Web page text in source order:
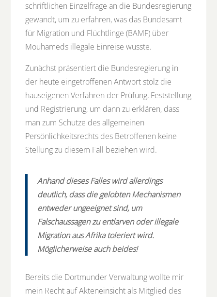
schriftlichen Einzelfrage an die Bundesregierung
gewandt, um zu erfahren, was das Bundesamt
für Migration und Flüchtlinge (BAMF) über
Mouhameds illegale Einreise wusste.
Zunächst präsentiert die Bundesregierung in
der heute eingetroffenen Antwort stolz die
hauseigenen Verfahren der Prüfung, Feststellung
und Registrierung, um dann zu erklären, dass
man zum Schutze des allgemeinen
Persönlichkeitsrechts des Betroffenen keine
Stellung zu diesem Fall beziehen wird.
Anhand dieses Falles wird allerdings
deutlich, dass die gelobten Mechanismen
entweder ungeeignet sind, um
Falschaussagen zu entlarven oder illegale
Migration aus Afrika toleriert wird.
Möglicherweise auch beides!
Bereits die Dortmunder Verwaltung wollte mir
mein Recht auf Akteneinsicht als Mitglied des